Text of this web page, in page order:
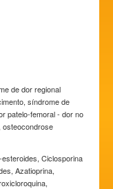
de dor regional
síndrome de
patelo-femoral - dor no
osteocondrose
Ciclosporina
Azatioprina,